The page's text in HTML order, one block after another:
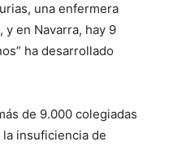
una enfermera
en Navarra, hay 9
ha desarrollado
de 9.000 colegiadas
insuficiencia de